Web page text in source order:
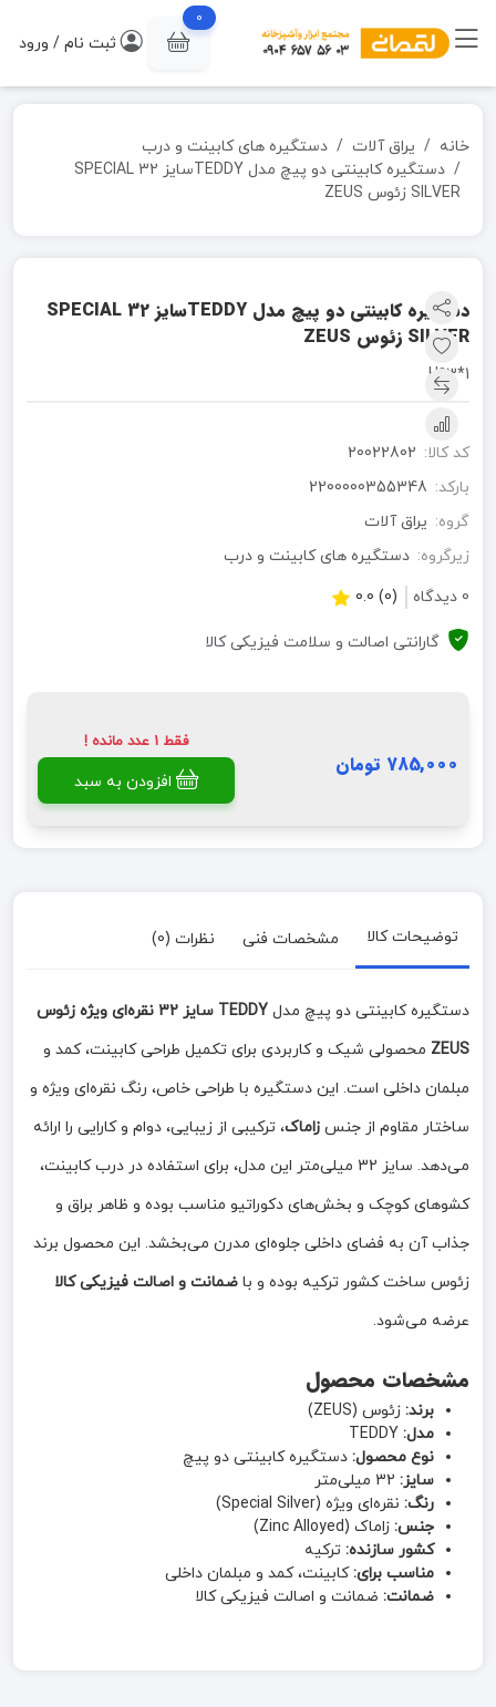
0
ثبت نام / ورود
خانه یراق آلات
دستگیره های کابینت و درب
دستگیره کابینتی دو پیچ مدل TEDDYسایز 32 SPECIAL
SILVER زئوس ZEUS
دستگیره کابینتی دو پیچ مدل TEDDYسایز 32 SPECIAL
SILVER زئوس ZEUS
1*H93
کد کالا: 20022802
بارکد: 2200000355348
گروه: یراق آلات
زیرگروه: دستگیره های کابینت و درب
0 دیدگاه
(0) 0.0
گارانتی اصالت و سلامت فیزیکی کالا
785,000 تومان
فقط 1 عدد مانده !
افزودن به سبد
توضیحات کالا مشخصات فنی نظرات (0)
دستگیره کابینتی دو پیچ مدل
TEDDY سایز 32 نقره‌ای ویژه زئوس
ZEUS محصولی شیک و کاربردی برای تکمیل طراحی کابینت، کمد و
مبلمان داخلی است. این دستگیره با طراحی خاص، رنگ نقره‌ای ویژه و
ساختار مقاوم از جنس زاماک، ترکیبی از زیبایی، دوام و کارایی را ارائه
می‌دهد. سایز 32 میلی‌متر این مدل، برای استفاده در درب کابینت،
کشوهای کوچک و بخش‌های دکوراتیو مناسب بوده و ظاهر براق و
جذاب آن به فضای داخلی جلوه‌ای مدرن می‌بخشد. این محصول برند
زئوس ساخت کشور ترکیه بوده و با ضمانت و اصالت فیزیکی کالا
عرضه می‌شود.
مشخصات محصول
برند: زئوس (ZEUS)
مدل:
نوع محصول: دستگیره کابینتی دو پیچ
سایز:
رنگ: نقره‌ای ویژه (Special Silver)
جنس: زاماک (Zinc Alloyed)
کشور سازنده: ترکیه
مناسب برای: کابینت، کمد و مبلمان داخلی
ضمانت: ضمانت و اصالت فیزیکی کالا